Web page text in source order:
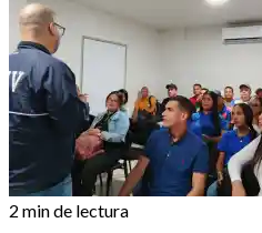
2 min de lectura